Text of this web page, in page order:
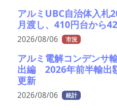
アルミUBC自治体入札
月渡し、410円台から
2026/08/06 市況
アルミ電解コンデンサ
出編 2026年前半輸出
更新
2026/08/06 統計